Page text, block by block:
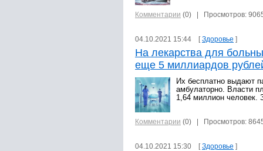
Комментарии (0) | Просмотров:
04.10.2021 15:44 [Здоровье ]
На лекарства для
еще 5 миллиардов
Их бесплатно выдают
амбулаторно. Власти
1,64 миллион человек.
Комментарии (0) | Просмотров:
04.10.2021 15:30 [Здоровье ]